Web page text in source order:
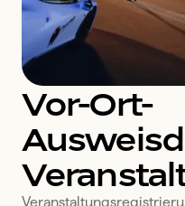
Vor-Ort-